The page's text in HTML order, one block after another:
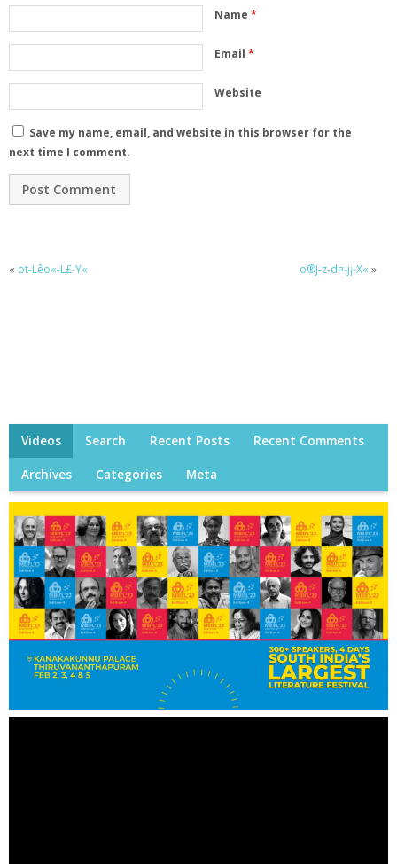
Name *
Email *
Website
Save my name, email, and website in this browser for the
next time I comment.
« ot-Lêo«-L£-Y« o®J-z-d¤-j¡-X« »
Videos Search Recent Posts Recent Comments
Archives Categories Meta